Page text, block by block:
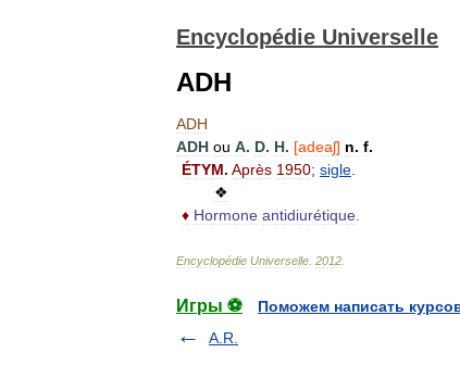
Encyclopédie Universelle
ADH
ADH
ADH ou A. D. H. [adeaʃ] n. f.
ÉTYM. Après 1950; sigle
❖
♦ Hormone antidiurétique
Encyclopédie Universelle 2012
Игры ⚽
Поможем написать
A.R.